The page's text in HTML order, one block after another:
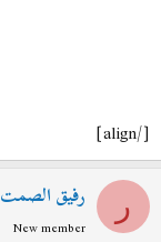
[/align]
ر رفيق الصمت
New member